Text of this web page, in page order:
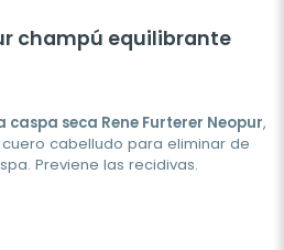
champú equilibrante
seca Rene Furterer Neopur,
cabelludo para eliminar de
Previene las recidivas.